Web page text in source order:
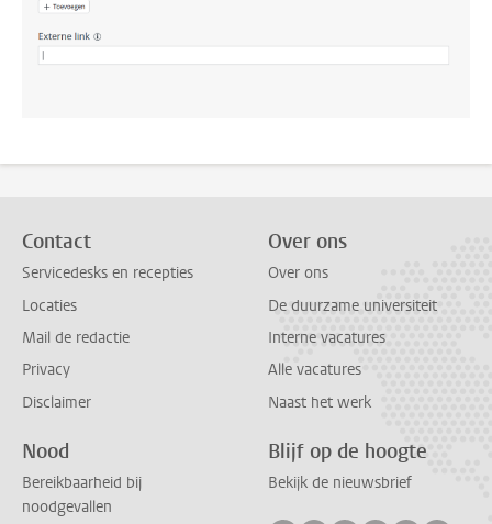
Contact
Servicedesks en recepties
Locaties
Mail de redactie
Privacy
Disclaimer
Over ons
Over ons
De duurzame universiteit
Interne vacatures
Alle vacatures
Naast het werk
Nood
Bereikbaarheid bij
noodgevallen
Blijf op de hoogte
Bekijk de nieuwsbrief